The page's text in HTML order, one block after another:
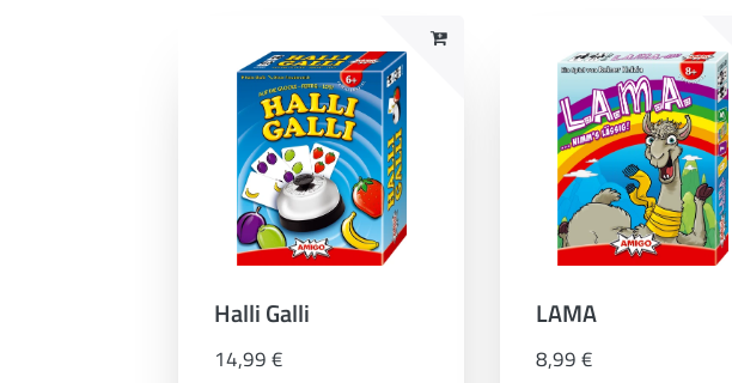
Halli Galli
14,99 €
LAMA
8,99 €